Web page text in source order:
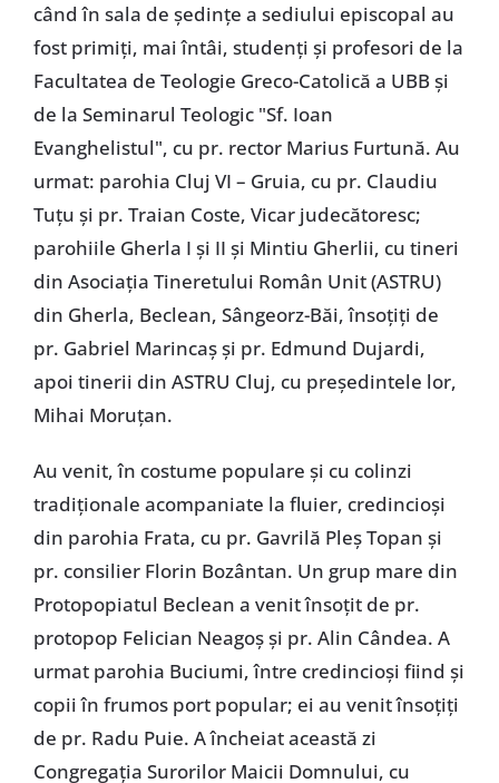
când în sala de ședințe a sediului episcopal au
fost primiți, mai întâi, studenți și profesori de la
Facultatea de Teologie Greco-Catolică a UBB și
de la Seminarul Teologic "Sf. Ioan
Evanghelistul", cu pr. rector Marius Furtună. Au
urmat: parohia Cluj VI – Gruia, cu pr. Claudiu
Tuțu și pr. Traian Coste, Vicar judecătoresc;
parohiile Gherla I și II și Mintiu Gherlii, cu tineri
din Asociația Tineretului Român Unit (ASTRU)
din Gherla, Beclean, Sângeorz-Băi, însoțiți de
pr. Gabriel Marincaș și pr. Edmund Dujardi,
apoi tinerii din ASTRU Cluj, cu președintele lor,
Mihai Moruțan.
Au venit, în costume populare și cu colinzi
tradiționale acompaniate la fluier, credincioși
din parohia Frata, cu pr. Gavrilă Pleș Topan și
pr. consilier Florin Bozântan. Un grup mare din
Protopopiatul Beclean a venit însoțit de pr.
protopop Felician Neagoș și pr. Alin Cândea. A
urmat parohia Buciumi, între credincioși fiind și
copii în frumos port popular; ei au venit însoțiți
de pr. Radu Puie. A încheiat această zi
Congregația Surorilor Maicii Domnului, cu